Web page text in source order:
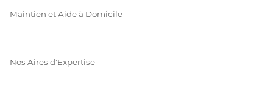
Maintien et Aide à Domicile
Nos Aires d'Expertise